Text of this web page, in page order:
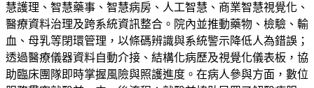
慧護理、智慧藥事、智慧病房、人工智慧、商業智慧視覺化、
醫療資料治理及跨系統資訊整合。院內並推動藥物、檢驗、輸
血、母乳等閉環管理，以條碼辨識與系統警示降低人為錯誤；
透過醫療儀器資料自動介接、結構化病歷及視覺化儀表板，協
助臨床團隊即時掌握風險與照護進度。在病人參與方面，數位